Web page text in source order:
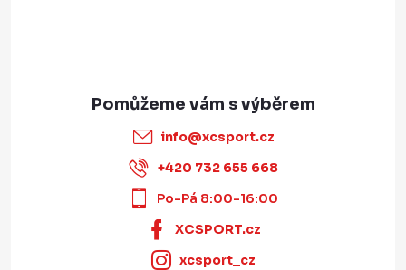
info@xcsport.cz
+420 732 655 668
Po-Pá 8:00-16:00
XCSPORT.cz
xcsport_cz